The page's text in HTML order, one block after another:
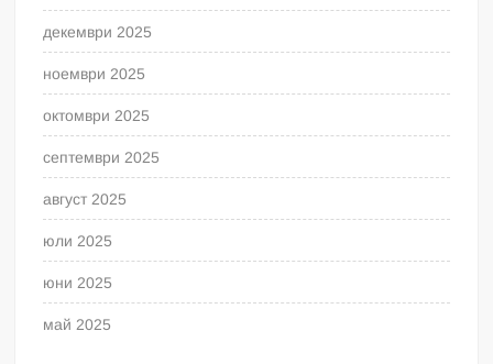
декември 2025
ноември 2025
октомври 2025
септември 2025
август 2025
юли 2025
юни 2025
май 2025